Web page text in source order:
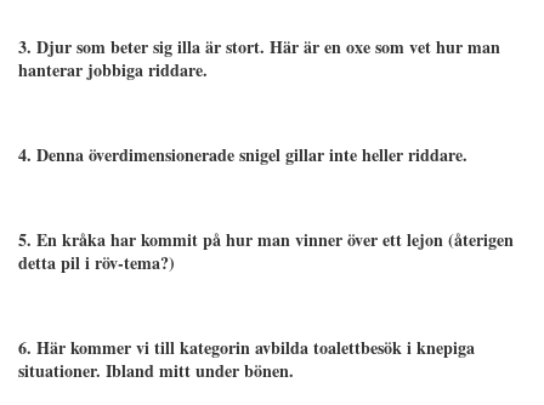
3. Djur som beter sig illa är stort. Här är en oxe som vet hur man
hanterar jobbiga riddare.
4. Denna överdimensionerade snigel gillar inte heller riddare.
5. En kråka har kommit på hur man vinner över ett lejon (återigen
detta pil i röv-tema?)
6. Här kommer vi till kategorin avbilda toalettbesök i knepiga
situationer. Ibland mitt under bönen.